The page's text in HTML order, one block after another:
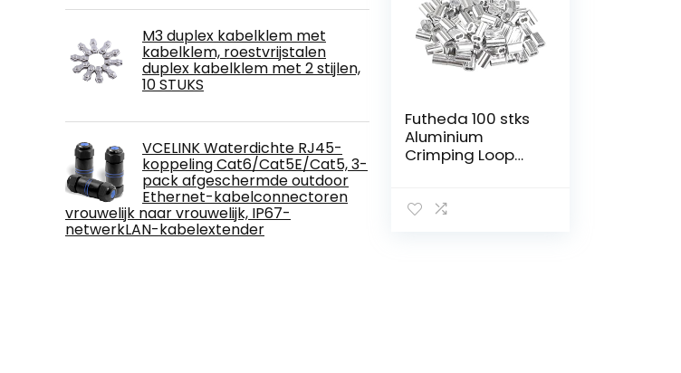
M3 duplex kabelklem met
kabelklem, roestvrijstalen
duplex kabelklem met 2 stijlen,
10 STUKS
VCELINK Waterdichte RJ45-
koppeling Cat6/Cat5E/Cat5, 3-
pack afgeschermde outdoor
Ethernet-kabelconnectoren
vrouwelijk naar vrouwelijk, IP67-
netwerkLAN-kabelextender
Futheda 100 stks
Aluminium
Crimping Loop
Ferrules/Gaten